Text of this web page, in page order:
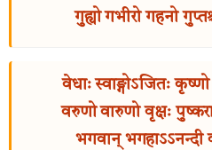
गुह्यो गभीरो गहनो
वेधाः स्वाङ्गोऽजितः
वरुणो वारुणो वृक्षः
भगवान् भगहाऽऽनन्दी